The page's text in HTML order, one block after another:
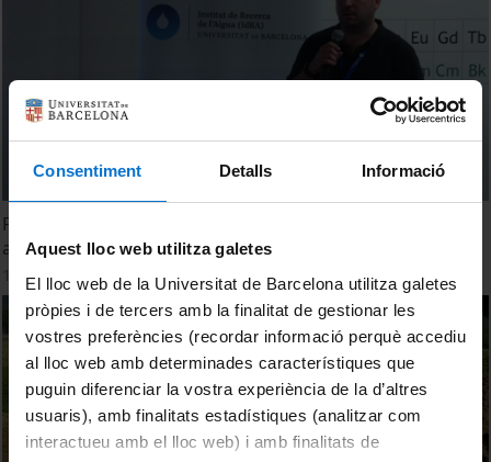
Consentiment Detalls Informació
Aquest lloc web utilitza galetes
El lloc web de la Universitat de Barcelona utilitza galetes
pròpies i de tercers amb la finalitat de gestionar les
vostres preferències (recordar informació perquè accediu
al lloc web amb determinades característiques que
puguin diferenciar la vostra experiència de la d’altres
usuaris), amb finalitats estadístiques (analitzar com
interactueu amb el lloc web) i amb finalitats de
Potencial de la polarització induïda en la detecció DNAPLs
al subsol. Ruben Garcia Artigas
15 June, 2022